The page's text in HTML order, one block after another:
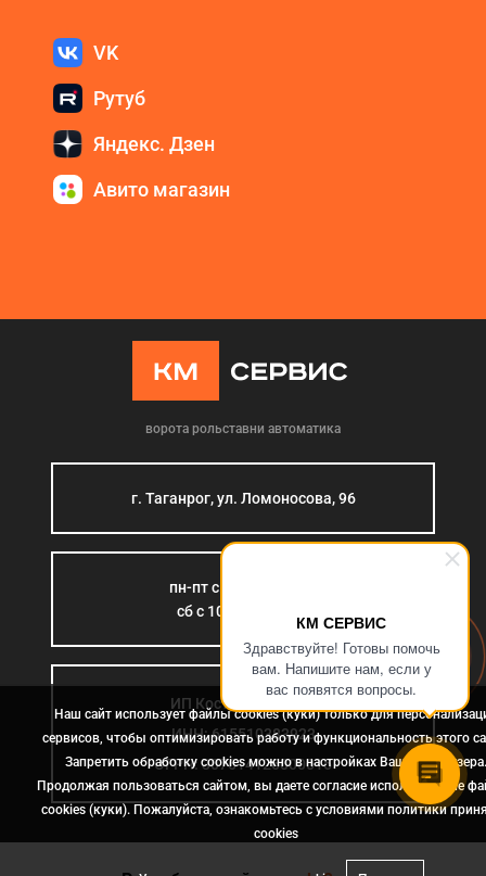
КМ СЕРВИС
Здравствуйте! Готовы помочь
вам. Напишите нам, если у
вас появятся вопросы.
VK
Рутуб
Яндекс. Дзен
Авито магазин
ворота рольставни автоматика
г. Таганрог, ул. Ломоносова, 96
пн-пт с 9:00 до 18:00
сб с 10:00 до 15:00
ИП Костромина Л.Б.
ИНН: 615510383923
ОГРН: 307614126000015
Наш сайт использует файлы cookies (куки) только для
сервисов, чтобы оптимизировать работу и функциональность этого
Запретить обработку cookies можно в настройках Вашего браузера.
Продолжая пользоваться сайтом, вы даете согласие использование
cookies (куки). Пожалуйста, ознакомьтесь с условиями политики
сookies